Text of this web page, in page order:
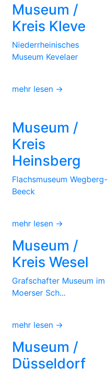
Museum /
Kreis Kleve
Niederrheinisches
Museum Kevelaer
mehr lesen →
Museum /
Kreis
Heinsberg
Flachsmuseum Wegberg-
Beeck
mehr lesen →
Museum /
Kreis Wesel
Grafschafter Museum im
Moerser Sch...
mehr lesen →
Museum /
Düsseldorf